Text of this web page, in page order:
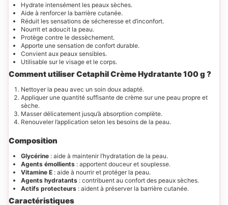
Hydrate intensément les peaux sèches.
Aide à renforcer la barrière cutanée.
Réduit les sensations de sécheresse et d’inconfort.
Nourrit et adoucit la peau.
Protège contre le dessèchement.
Apporte une sensation de confort durable.
Convient aux peaux sensibles.
Utilisable sur le visage et le corps.
Comment utiliser Cetaphil Crème Hydratante 100 g ?
Nettoyer la peau avec un soin doux adapté.
Appliquer une quantité suffisante de crème sur une peau propre et
sèche.
Masser délicatement jusqu’à absorption complète.
Renouveler l’application selon les besoins de la peau.
Composition
Glycérine : aide à maintenir l’hydratation de la peau.
Agents émollients : apportent douceur et souplesse.
Vitamine E : aide à nourrir et protéger la peau.
Agents hydratants : contribuent au confort des peaux sèches.
Actifs protecteurs : aident à préserver la barrière cutanée.
Caractéristiques